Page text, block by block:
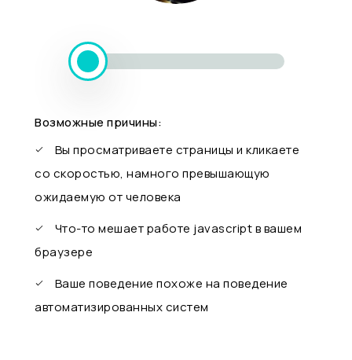
Возможные причины:
Вы просматриваете страницы и кликаете
со скоростью, намного превышающую
ожидаемую от человека
Что-то мешает работе javascript в вашем
браузере
Ваше поведение похоже на поведение
автоматизированных систем